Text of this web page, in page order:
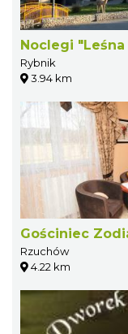
Noclegi
Rybnik
3.94 km
Gościniec
Rzuchów
4.22 km